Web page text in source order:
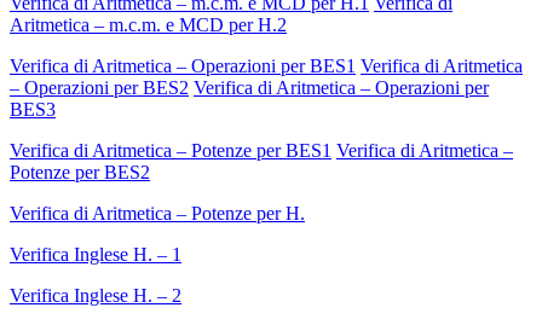
Aritmetica – m.c.m. e MCD per H.2
Verifica di Aritmetica – Operazioni per BES1 Verifica di Aritmetica
– Operazioni per BES2 Verifica di Aritmetica – Operazioni per
BES3
Verifica di Aritmetica – Potenze per BES1 Verifica di Aritmetica –
Potenze per BES2
Verifica di Aritmetica – Potenze per H.
Verifica Inglese H. – 1
Verifica Inglese H. – 2